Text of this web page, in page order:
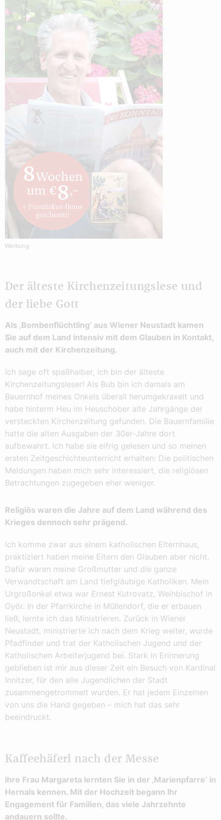
Werbung
Der älteste Kirchenzeitungslese und
der liebe Gott
Als ‚Bombenflüchtling‘ aus Wiener Neustadt kamen
Sie auf dem Land intensiv mit dem Glauben in Kontakt,
auch mit der Kirchenzeitung.
Ich sage oft spaßhalber, ich bin der älteste
Kirchenzeitungsleser! Als Bub bin ich damals am
Bauernhof meines Onkels überall herumgekraxelt und
habe hinterm Heu im Heuschober alte Jahrgänge der
versteckten Kirchenzeitung gefunden. Die Bauernfamilie
hatte die alten Ausgaben der 30er-Jahre dort
aufbewahrt. Ich habe sie eifrig gelesen und so meinen
ersten Zeitgeschichteunterricht erhalten: Die politischen
Meldungen haben mich sehr interessiert, die religiösen
Betrachtungen zugegeben eher weniger.
Religiös waren die Jahre auf dem Land während des
Krieges dennoch sehr prägend.
Ich komme zwar aus einem katholischen Elternhaus,
praktiziert haben meine Eltern den Glauben aber nicht.
Dafür waren meine Großmutter und die ganze
Verwandtschaft am Land tiefgläubige Katholiken. Mein
Urgroßonkel etwa war Ernest Kutrovatz, Weihbischof in
Györ. In der Pfarrkirche in Müllendorf, die er erbauen
ließ, lernte ich das Ministrieren. Zurück in Wiener
Neustadt, ministrierte ich nach dem Krieg weiter, wurde
Pfadfinder und trat der Katholischen Jugend und der
Katholischen Arbeiterjugend bei. Stark in Erinnerung
geblieben ist mir aus dieser Zeit ein Besuch von Kardinal
Innitzer, für den alle Jugendlichen der Stadt
zusammengetrommelt wurden. Er hat jedem Einzelnen
von uns die Hand gegeben – mich hat das sehr
beeindruckt.
Kaffeehäferl nach der Messe
Ihre Frau Margareta lernten Sie in der ‚Marienpfarre‘ in
Hernals kennen. Mit der Hochzeit begann Ihr
Engagement für Familien, das viele Jahrzehnte
andauern sollte.